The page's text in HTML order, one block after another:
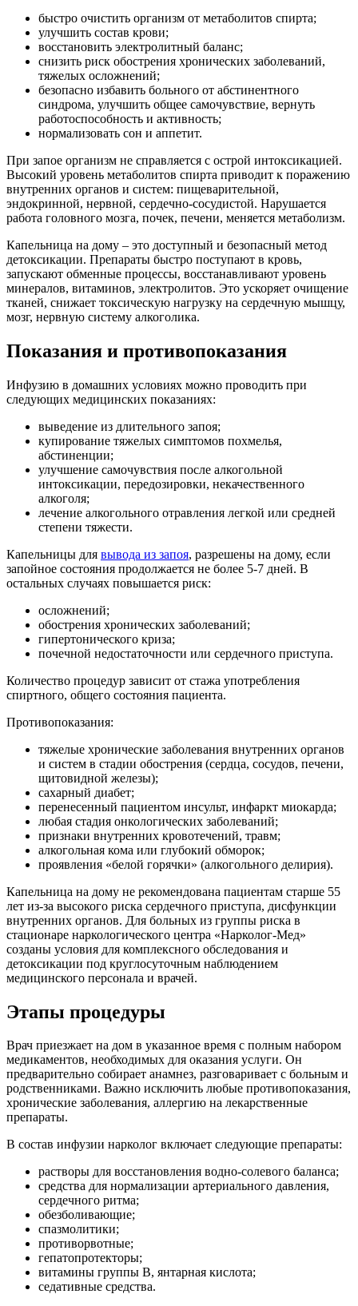
быстро очистить организм от метаболитов спирта;
улучшить состав крови;
восстановить электролитный баланс;
снизить риск обострения хронических заболеваний,
тяжелых осложнений;
безопасно избавить больного от абстинентного
синдрома, улучшить общее самочувствие, вернуть
работоспособность и активность;
нормализовать сон и аппетит.
При запое организм не справляется с острой интоксикацией.
Высокий уровень метаболитов спирта приводит к поражению
внутренних органов и систем: пищеварительной,
эндокринной, нервной, сердечно-сосудистой. Нарушается
работа головного мозга, почек, печени, меняется метаболизм.
Капельница на дому – это доступный и безопасный метод
детоксикации. Препараты быстро поступают в кровь,
запускают обменные процессы, восстанавливают уровень
минералов, витаминов, электролитов. Это ускоряет очищение
тканей, снижает токсическую нагрузку на сердечную мышцу,
мозг, нервную систему алкоголика.
Показания и противопоказания
Инфузию в домашних условиях можно проводить при
следующих медицинских показаниях:
выведение из длительного запоя;
купирование тяжелых симптомов похмелья,
абстиненции;
улучшение самочувствия после алкогольной
интоксикации, передозировки, некачественного
алкоголя;
лечение алкогольного отравления легкой или средней
степени тяжести.
Капельницы для вывода из запоя, разрешены на дому, если
запойное состояния продолжается не более 5-7 дней. В
остальных случаях повышается риск:
осложнений;
обострения хронических заболеваний;
гипертонического криза;
почечной недостаточности или сердечного приступа.
Количество процедур зависит от стажа употребления
спиртного, общего состояния пациента.
Противопоказания:
тяжелые хронические заболевания внутренних органов
и систем в стадии обострения (сердца, сосудов, печени,
щитовидной железы);
сахарный диабет;
перенесенный пациентом инсульт, инфаркт миокарда;
любая стадия онкологических заболеваний;
признаки внутренних кровотечений, травм;
алкогольная кома или глубокий обморок;
проявления «белой горячки» (алкогольного делирия).
Капельница на дому не рекомендована пациентам старше 55
лет из-за высокого риска сердечного приступа, дисфункции
внутренних органов. Для больных из группы риска в
стационаре наркологического центра «Нарколог-Мед»
созданы условия для комплексного обследования и
детоксикации под круглосуточным наблюдением
медицинского персонала и врачей.
Этапы процедуры
Врач приезжает на дом в указанное время с полным набором
медикаментов, необходимых для оказания услуги. Он
предварительно собирает анамнез, разговаривает с больным и
родственниками. Важно исключить любые противопоказания,
хронические заболевания, аллергию на лекарственные
препараты.
В состав инфузии нарколог включает следующие препараты:
растворы для восстановления водно-солевого баланса;
средства для нормализации артериального давления,
сердечного ритма;
обезболивающие;
спазмолитики;
противорвотные;
гепатопротекторы;
витамины группы В, янтарная кислота;
седативные средства.